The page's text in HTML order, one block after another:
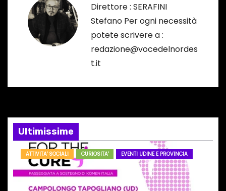
n
e
a
t
Direttore : SERAFINI
Stefano Per ogni necessità
potete scrivere a :
redazione@vocedelnordes
t.it
Ultimissime
ATTIVITA' SOCIALI CURIOSITA' EVENTI UDINE E PROVINCIA